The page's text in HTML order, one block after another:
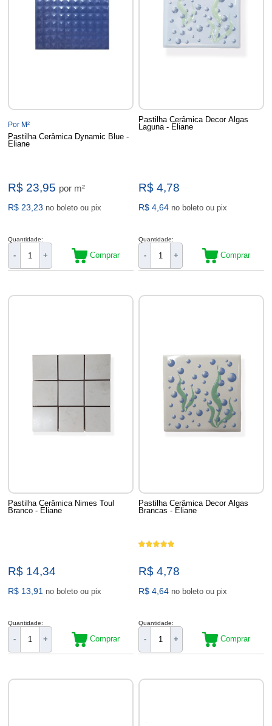
Por M²
Pastilha Cerâmica Dynamic Blue -
Eliane
R$ 23,95 por m²
R$ 23,23 no boleto ou pix
Quantidade:
- + Comprar
Pastilha Cerâmica Decor Algas
Laguna - Eliane
R$ 4,78
R$ 4,64 no boleto ou pix
Quantidade:
- + Comprar
Pastilha Cerâmica Nimes Toul
Branco - Eliane
R$ 14,34
R$ 13,91 no boleto ou pix
Quantidade:
- + Comprar
Pastilha Cerâmica Decor Algas
Brancas - Eliane
R$ 4,78
R$ 4,64 no boleto ou pix
Quantidade:
- + Comprar